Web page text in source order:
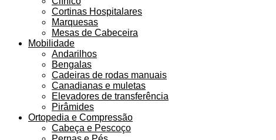
Cortinas Hospitalares
Marquesas
Mesas de Cabeceira
Mobilidade
Andarilhos
Bengalas
Cadeiras de rodas manuais
Canadianas e muletas
Elevadores de transferência
Pirâmides
Ortopedia e Compressão
Cabeça e Pescoço